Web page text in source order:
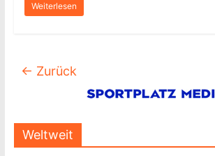
Weiterlesen
← Zurück
Weltweit